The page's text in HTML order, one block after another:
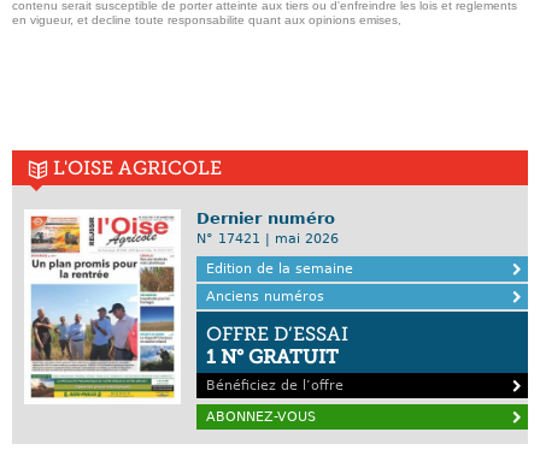
contenu serait susceptible de porter atteinte aux tiers ou d'enfreindre les lois et reglements
en vigueur, et decline toute responsabilite quant aux opinions emises,
L'OISE AGRICOLE
Dernier numéro
N° 17421 | mai 2026
Edition de la semaine
Anciens numéros
OFFRE D’ESSAI
1 N° GRATUIT
Bénéficiez de l’offre
ABONNEZ-VOUS